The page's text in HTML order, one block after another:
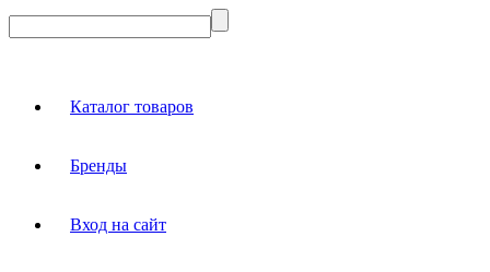
Каталог товаров
Бренды
Вход на сайт